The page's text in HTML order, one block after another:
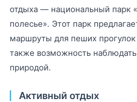
отдыха — национальный парк
полесье». Этот парк
маршруты для пеших прогулок
также возможность наблюдать
природой.
Активный отдых